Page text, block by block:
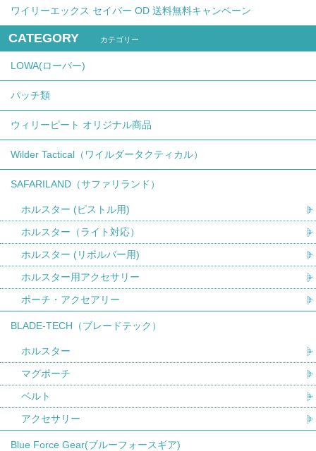
ワイリーエックス セイバー OD 送料無料キャンペーン
CATEGORY カテゴリー
LOWA(ローバー)
パッチ類
ウィリーピート オリジナル商品
Wilder Tactical（ワイルダータクティカル）
SAFARILAND（サファリランド）
ホルスター (ピストル用)
ホルスター（ライト対応）
ホルスター (リボルバー用)
ホルスター用アクセサリー
ポーチ・アクセアリー
BLADE-TECH（ブレードテック）
ホルスター
マグポーチ
ベルト
アクセサリー
Blue Force Gear(ブルーフォースギア)